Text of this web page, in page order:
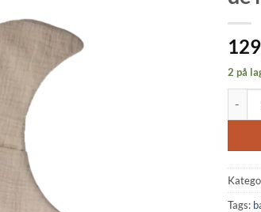
2 på
Tags: